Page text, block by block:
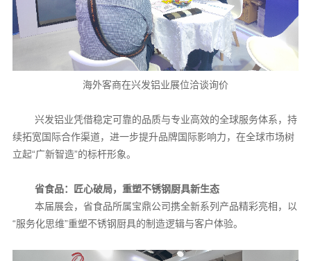
海外客商在兴发铝业展位洽谈询价
兴发铝业凭借稳定可靠的品质与专业高效的全球服务体系，持
续拓宽国际合作渠道，进一步提升品牌国际影响力，在全球市场树
立起“广新智造”的标杆形象。
省食品：匠心破局，重塑不锈钢厨具新生态
本届展会，省食品所属宝鼎公司携全新系列产品精彩亮相，以
“服务化思维”重塑不锈钢厨具的制造逻辑与客户体验。